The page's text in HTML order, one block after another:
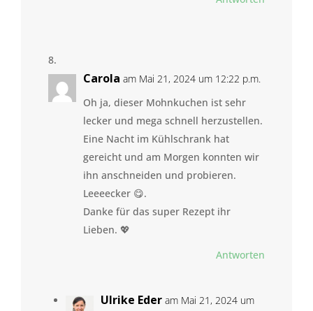
Carola am Mai 21, 2024 um 12:22 p.m.
Oh ja, dieser Mohnkuchen ist sehr
lecker und mega schnell herzustellen.
Eine Nacht im Kühlschrank hat
gereicht und am Morgen konnten wir
ihn anschneiden und probieren.
Leeeecker 😋.
Danke für das super Rezept ihr
Lieben. 💖
Antworten
Ulrike Eder am Mai 21, 2024 um